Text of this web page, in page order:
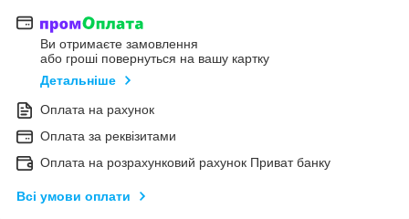
Ви отримаєте замовлення
або гроші повернуться на вашу картку
Детальніше
Оплата на рахунок
Оплата за реквізитами
Оплата на розрахунковий рахунок Приват банку
Всі умови оплати